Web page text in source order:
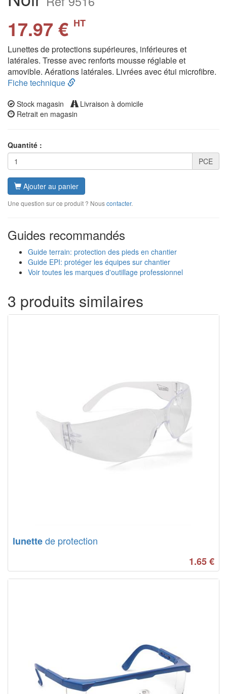
17.97 € HT
Lunettes de protections supérieures, inférieures et
latérales. Tresse avec renforts mousse réglable et
amovible. Aérations latérales. Livrées avec étui microfibre.
Fiche technique
Stock magasin
Livraison à domicile
Retrait en magasin
Quantité :
PCE
Ajouter au panier
Une question sur ce produit ? Nouscontacter.
Guides recommandés
Guide terrain: protection des pieds en chantier
Guide EPI: protéger les équipes sur chantier
Voir toutes les marques d'outillage professionnel
3 produits similaires
lunettede protection
1.65€